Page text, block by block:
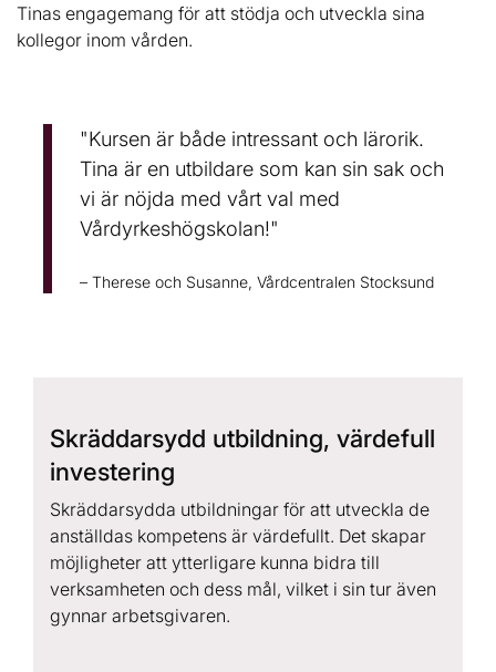
Tinas engagemang för att stödja och utveckla sina
kollegor inom vården.
"Kursen är både intressant och lärorik.
Tina är en utbildare som kan sin sak och
vi är nöjda med vårt val med
Vårdyrkeshögskolan!"
– Therese och Susanne, Vårdcentralen Stocksund
Skräddarsydd utbildning, värdefull
investering
Skräddarsydda utbildningar för att utveckla de
anställdas kompetens är värdefullt. Det skapar
möjligheter att ytterligare kunna bidra till
verksamheten och dess mål, vilket i sin tur även
gynnar arbetsgivaren.